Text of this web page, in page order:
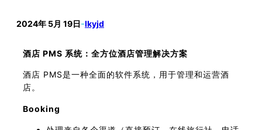
2024年 5月 19日-lkyjd
酒店 PMS 系统：全方位酒店管理解决方案
酒店 PMS是一种全面的软件系统，用于管理和运营酒
店。
Booking